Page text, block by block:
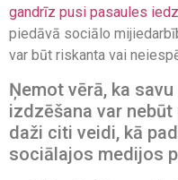
gandrīz pusi pasaules
piedāvā sociālo
var būt riskanta vai
Ņemot vērā, ka
izdzēšana var
daži citi veidi, kā
sociālajos medijos